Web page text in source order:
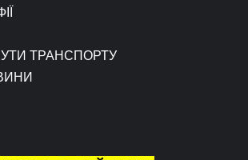
ТРАНСПОРТУ